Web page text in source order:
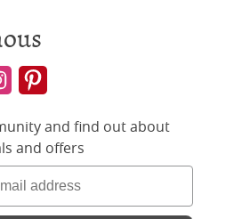
and find out about
and offers